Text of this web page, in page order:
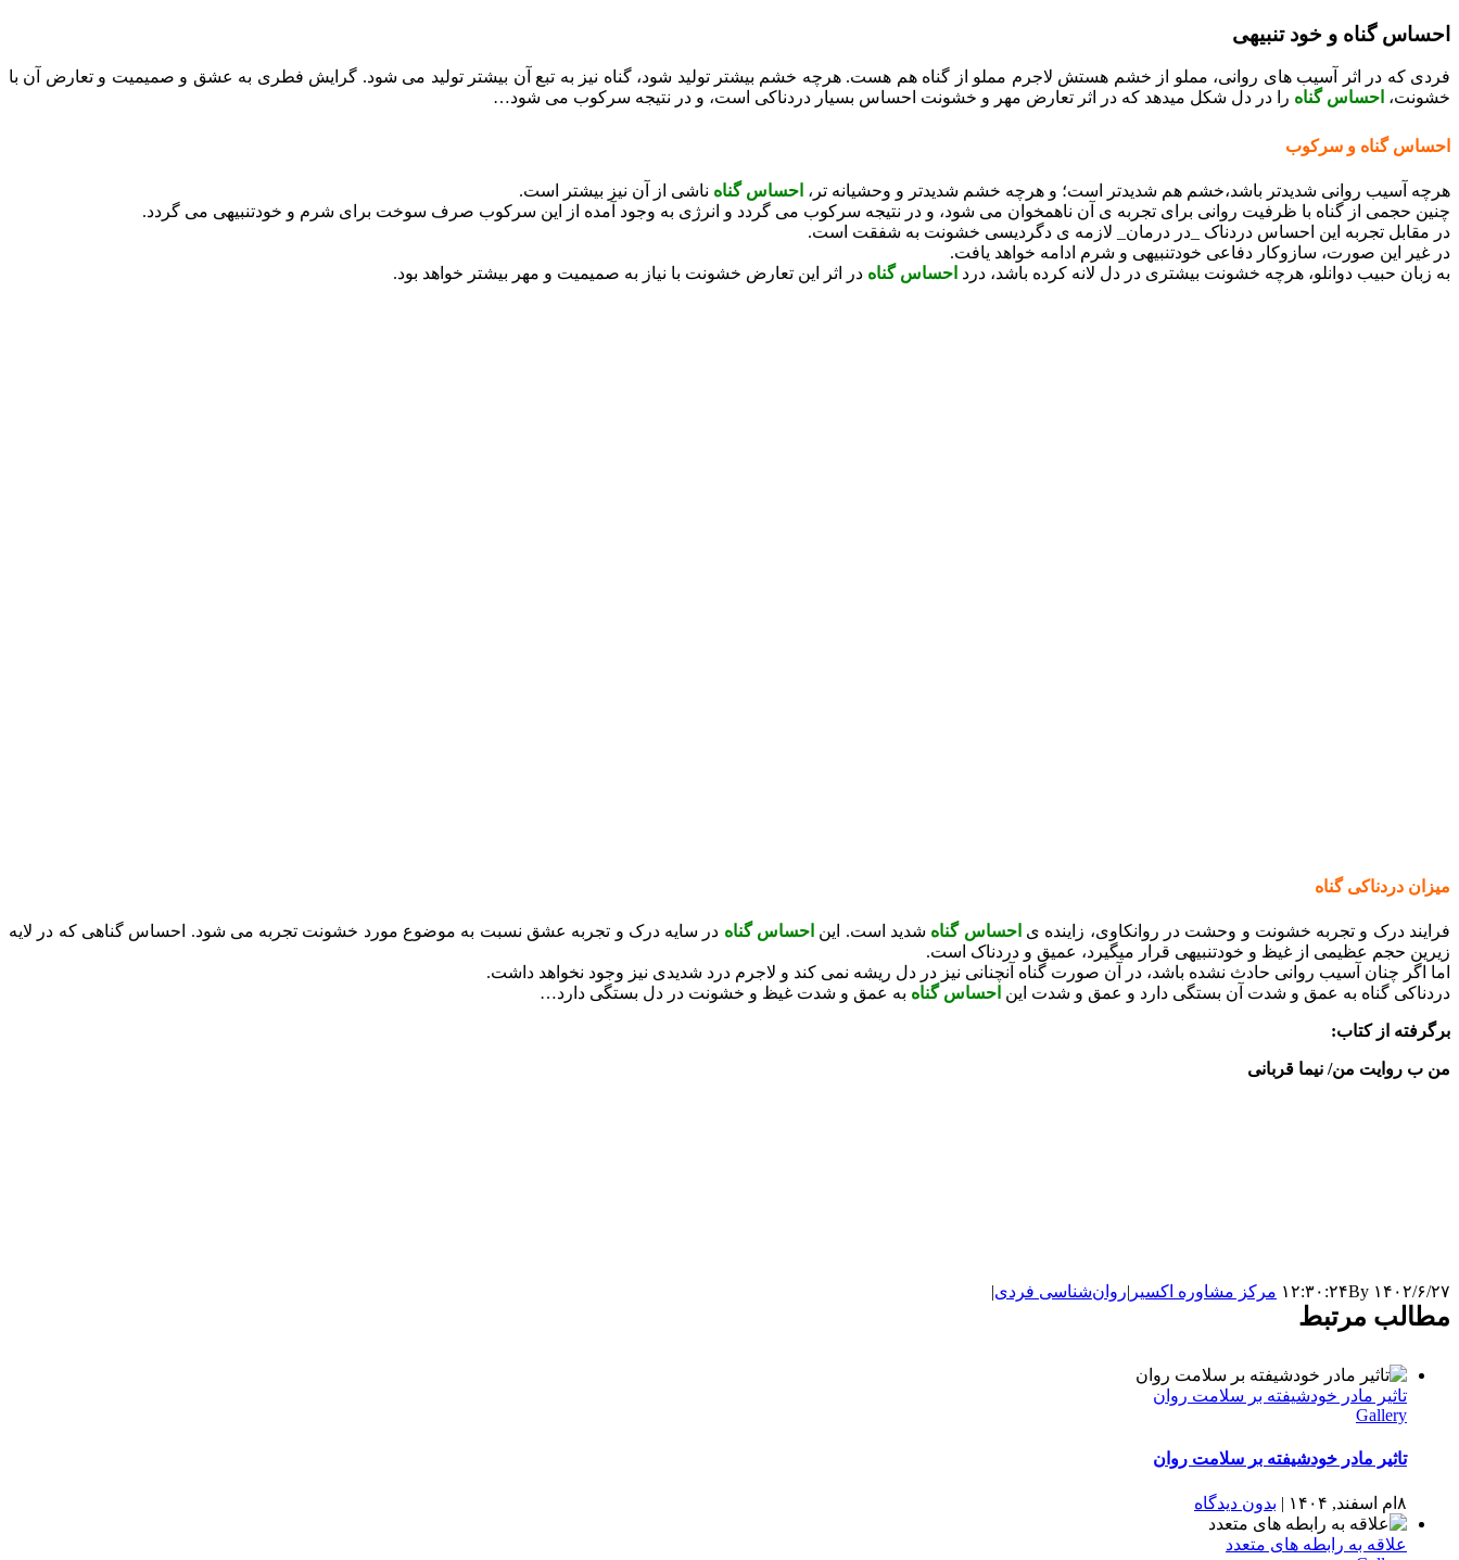
احساس گناه و خود تنبیهی
فردی که در اثر آسیب های روانی، مملو از خشم هستش لاجرم مملو از گناه هم هست. هرچه خشم بیشتر تولید شود، گناه نیز به تبع آن بیشتر تولید می شود. گرایش فطری به عشق و صمیمیت و تعارض آن با
خشونت، احساس گناه را در دل شکل میدهد که در اثر تعارض مهر و خشونت احساس بسیار دردناکی است، و در نتیجه سرکوب می شود…
احساس گناه و سرکوب
هرچه آسیب روانی شدیدتر باشد،خشم هم شدیدتر است؛ و هرچه خشم شدیدتر و وحشیانه تر، احساس گناه ناشی از آن نیز بیشتر است.
چنین حجمی از گناه با ظرفیت روانی برای تجربه ی آن ناهمخوان می شود، و در نتیجه سرکوب می گردد و انرژی به وجود آمده از این سرکوب صرف سوخت برای شرم و خودتنبیهی می گردد.
در مقابل تجربه این احساس دردناک _در درمان_ لازمه ی دگردیسی خشونت به شفقت است.
در غیر این صورت، سازوکار دفاعی خودتنبیهی و شرم ادامه خواهد یافت.
به زبان حبیب دوانلو، هرچه خشونت بیشتری در دل لانه کرده باشد، درد احساس گناه در اثر این تعارض خشونت با نیاز به صمیمیت و مهر بیشتر خواهد بود.
میزان دردناکی گناه
فرایند درک و تجربه خشونت و وحشت در روانکاوی، زاینده ی احساس گناه شدید است. این احساس گناه در سایه درک و تجربه عشق نسبت به موضوع مورد خشونت تجربه می شود. احساس گناهی که در لایه
زیرین حجم عظیمی از غیظ و خودتنبیهی قرار میگیرد، عمیق و دردناک است.
اما اگر چنان آسیب روانی حادث نشده باشد، در آن صورت گناه آنچنانی نیز در دل ریشه نمی کند و لاجرم درد شدیدی نیز وجود نخواهد داشت.
دردناکی گناه به عمق و شدت آن بستگی دارد و عمق و شدت این احساس گناه به عمق و شدت غیظ و خشونت در دل بستگی دارد…
برگرفته از کتاب:
من ب روایت من/ نیما قربانی
۱۴۰۲/۶/۲۷ ۱۲:۳۰:۲۴ By مرکز مشاوره اکسیر |روان‌شناسی فردی|
مطالب مرتبط
تاثیر مادر خودشیفته بر سلامت روان
Gallery
تاثیر مادر خودشیفته بر سلامت روان
۸ام اسفند, ۱۴۰۴ | بدون ديدگاه
علاقه به رابطه های متعدد